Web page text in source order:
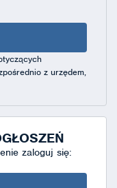
z urzędem,
zaloguj się: